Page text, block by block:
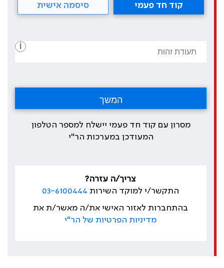
קוד חד פעמי סיסמה אישית
i
מסרון עם קוד חד פעמי יישלח למספר הטלפון
המעודכן במערכות הר"י
צריך/ה עזרה?
התקשר/י למוקד השירות 03-6100444
בהתחברות לאזור האישי את/ה מאשר/ת את
מדיניות הפרטיות של הר"י